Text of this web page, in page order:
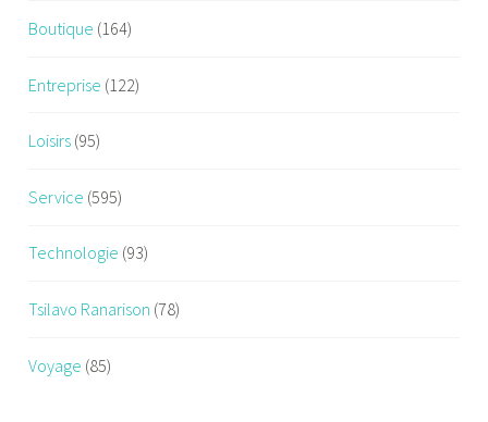
Boutique (164)
Entreprise (122)
Loisirs (95)
Service (595)
Technologie (93)
Tsilavo Ranarison (78)
Voyage (85)